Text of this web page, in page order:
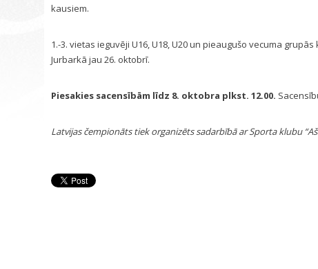
kausiem.
1.-3. vietas ieguvēji U16, U18, U20 un pieaugušo vecuma
Jurbarkā jau 26. oktobrī.
Piesakies sacensībām līdz 8. oktobra plkst. 12.00.
Latvijas čempionāts tiek organizēts sadarbībā ar Sporta klubu